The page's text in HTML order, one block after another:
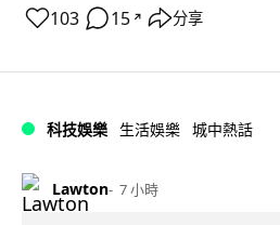
103 15 ↗ 分享
科技娛樂 生活娛樂 城中熱話
Lawton 7 小時